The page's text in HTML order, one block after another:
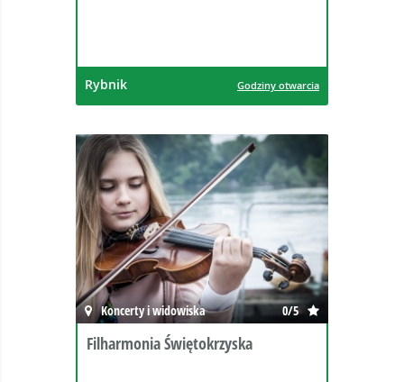
Rybnik Godziny otwarcia
Koncerty i widowiska 0/5
Filharmonia Świętokrzyska